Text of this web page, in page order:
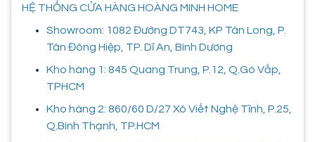
HỆ THỐNG CỬA HÀNG HOÀNG MINH HOME
Showroom: 1082 Đường DT743, KP Tân Long, P.
Tân Đông Hiệp, TP. Dĩ An, Bình Dương
Kho hàng 1: 845 Quang Trung, P.12, Q.Gò Vấp,
TPHCM
Kho hàng 2: 860/60 D/27 Xô Viết Nghệ Tĩnh, P.25,
Q.Bình Thạnh, TP.HCM